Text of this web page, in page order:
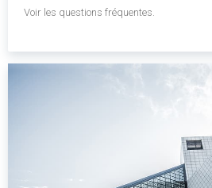
Voir les questions fréquentes.